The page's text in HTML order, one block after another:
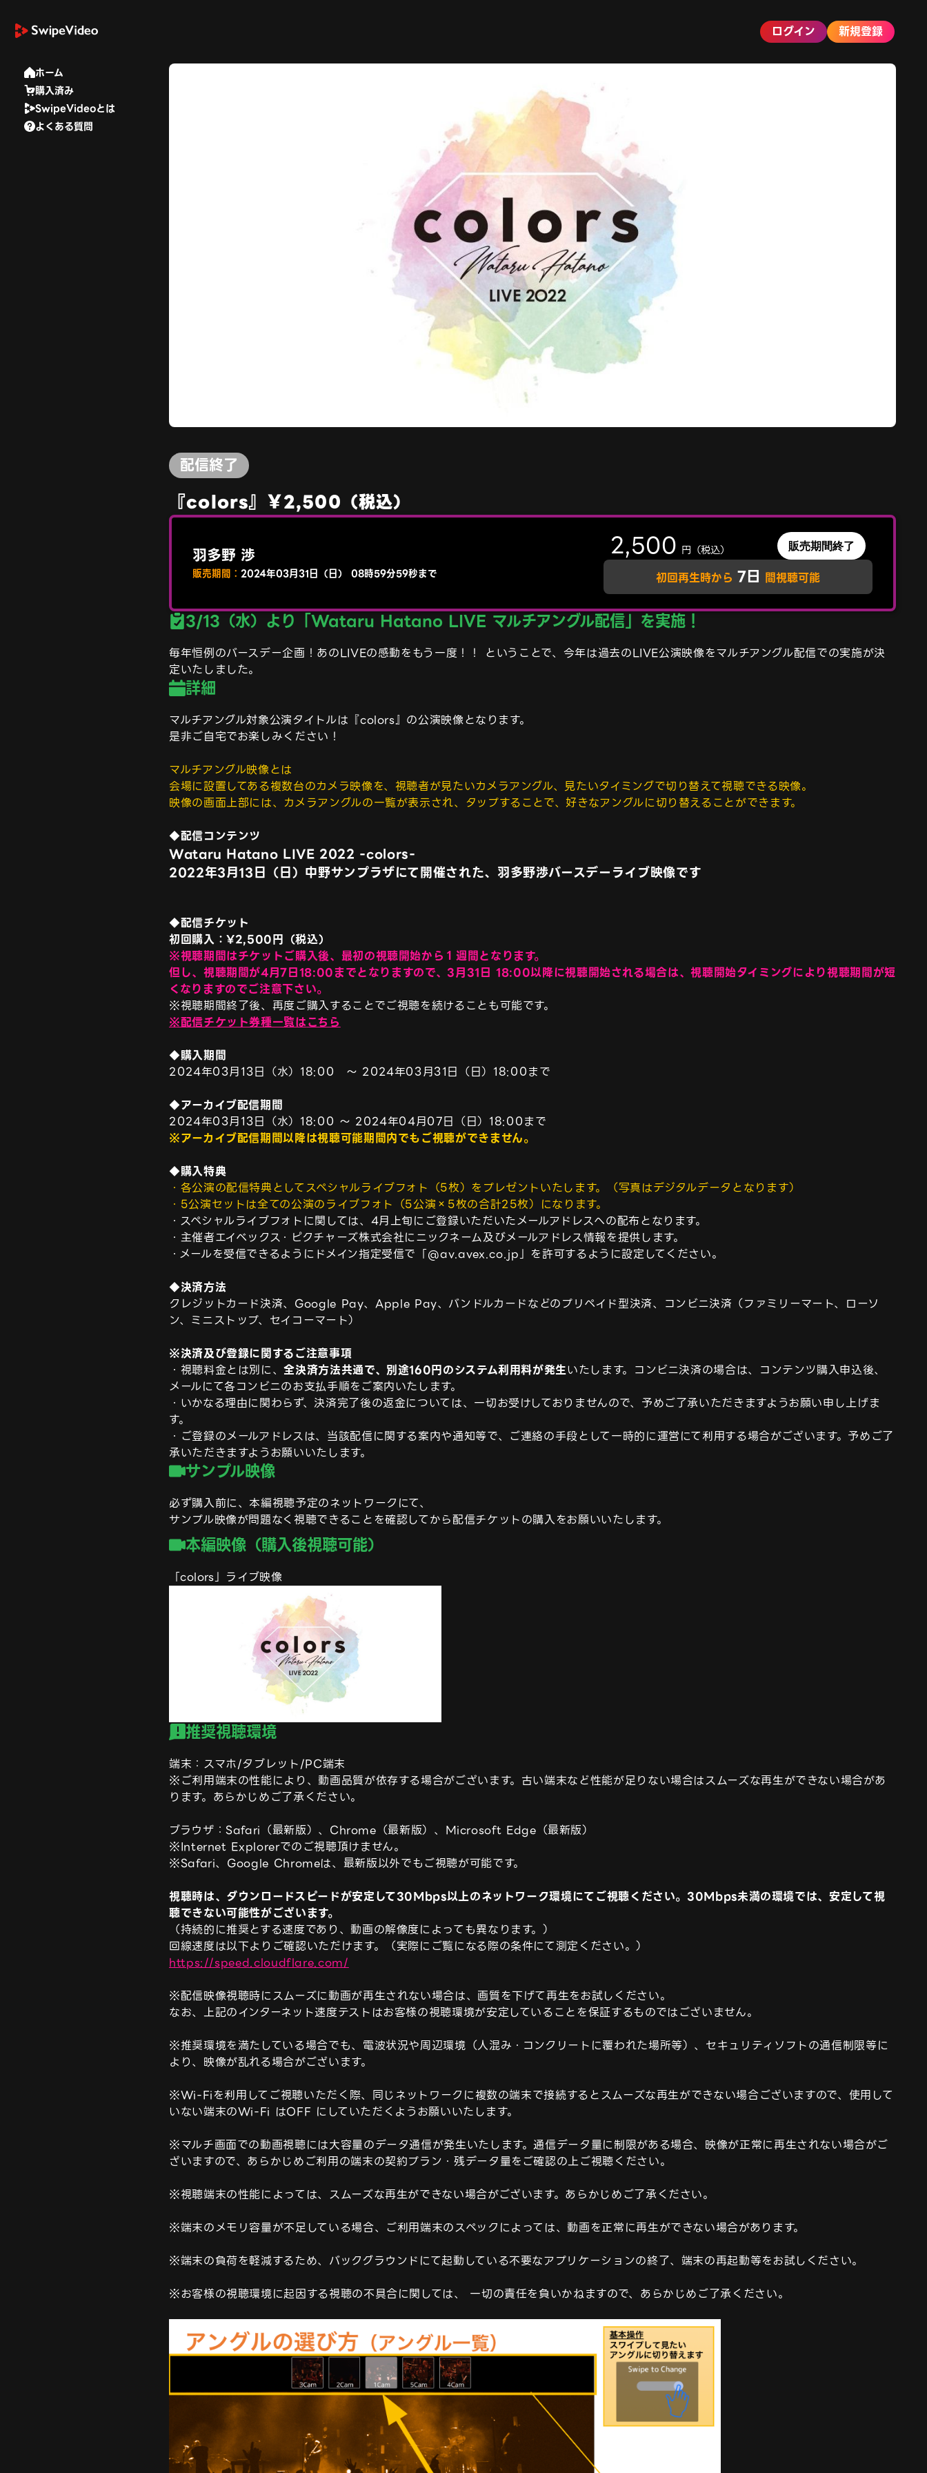
ログイン 新規登録
ホーム
購入済み
SwipeVideoとは
よくある質問
配信終了
『colors』￥2,500（税込）
羽多野 渉
販売期間： 2024年03月31日（日） 08時59分59秒まで
2,500 円（税込） 販売期間終了
初回再生時から 7日 間視聴可能
3/13（水）より「Wataru Hatano LIVE マルチアングル配信」を実施！
毎年恒例のバースデー企画！あのLIVEの感動をもう一度！！ ということで、今年は過去のLIVE公演映像をマルチアングル配信での実施が決
定いたしました。
詳細
マルチアングル対象公演タイトルは『colors』の公演映像となります。
是非ご自宅でお楽しみください！
マルチアングル映像とは
会場に設置してある複数台のカメラ映像を、視聴者が見たいカメラアングル、見たいタイミングで切り替えて視聴できる映像。
映像の画面上部には、カメラアングルの一覧が表示され、タップすることで、好きなアングルに切り替えることができます。
◆配信コンテンツ
Wataru Hatano LIVE 2022 -colors-
◆配信チケット
初回購入：¥2,500円（税込）
※視聴期間はチケットご購入後、最初の視聴開始から１週間となります。
但し、視聴期間が4月7日18:00までとなりますので、3月31日 18:00以降に視聴開始される場合は、視聴開始タイミングにより視聴期間が短
くなりますのでご注意下さい。
※配信チケット券種一覧はこちら
◆購入期間
2024年03月13日（水）18:00　～ 2024年03月31日（日）18:00まで
◆アーカイブ配信期間
※アーカイブ配信期間以降は視聴可能期間内でもご視聴ができません。
◆購入特典
・各公演の配信特典としてスペシャルライブフォト（5枚）をプレゼントいたします。（写真はデジタルデータとなります）
・5公演セットは全ての公演のライブフォト（5公演×5枚の合計25枚）になります。
・スペシャルライブフォトに関しては、4月上旬にご登録いただいたメールアドレスへの配布となります。
・主催者エイベックス・ピクチャーズ株式会社にニックネーム及びメールアドレス情報を提供します。
・メールを受信できるようにドメイン指定受信で「@av.avex.co.jp」を許可するように設定してください。
◆決済方法
クレジットカード決済、Google Pay、Apple Pay、バンドルカードなどのプリペイド型決済、コンビニ決済（ファミリーマート、ローソ
ン、ミニストップ、セイコーマート）
※決済及び登録に関するご注意事項
・視聴料金とは別に、全決済方法共通で、別途160円のシステム利用料が発生いたします。コンビニ決済の場合は、コンテンツ購入申込後、
メールにて各コンビニのお支払手順をご案内いたします。
・いかなる理由に関わらず、決済完了後の返金については、一切お受けしておりませんので、予めご了承いただきますようお願い申し上げま
す。
・ご登録のメールアドレスは、当該配信に関する案内や通知等で、ご連絡の手段として一時的に運営にて利用する場合がございます。予めご了
サンプル映像
必ず購入前に、本編視聴予定のネットワークにて、
サンプル映像が問題なく視聴できることを確認してから配信チケットの購入をお願いいたします。
colors
本編映像（購入後視聴可能）
「colors」ライブ映像
推奨視聴環境
端末：スマホ/タブレット/PC端末
※ご利用端末の性能により、動画品質が依存する場合がございます。古い端末など性能が足りない場合はスムーズな再生ができない場合があ
ります。あらかじめご了承ください。
ブラウザ：Safari（最新版）、Chrome（最新版）、Microsoft Edge（最新版）
※Internet Explorerでのご視聴頂けません。
※Safari、Google Chromeは、最新版以外でもご視聴が可能です。
視聴時は、ダウンロードスピードが安定して30Mbps以上のネットワーク環境にてご視聴ください。30Mbps未満の環境では、安定して視
聴できない可能性がございます。
（持続的に推奨とする速度であり、動画の解像度によっても異なります。）
https://speed.cloudflare.com/
※配信映像視聴時にスムーズに動画が再生されない場合は、画質を下げて再生をお試しください。
なお、上記のインターネット速度テストはお客様の視聴環境が安定していることを保証するものではございません。
※推奨環境を満たしている場合でも、電波状況や周辺環境（人混み・コンクリートに覆われた場所等）、セキュリティソフトの通信制限等に
より、映像が乱れる場合がございます。
※Wi-Fiを利用してご視聴いただく際、同じネットワークに複数の端末で接続するとスムーズな再生ができない場合ございますので、使用して
いない端末のWi-Fi はOFF にしていただくようお願いいたします。
※マルチ画面での動画視聴には大容量のデータ通信が発生いたします。通信データ量に制限がある場合、映像が正常に再生されない場合がご
ざいますので、あらかじめご利用の端末の契約プラン・残データ量をご確認の上ご視聴ください。
※視聴端末の性能によっては、スムーズな再生ができない場合がございます。あらかじめご了承ください。
※端末のメモリ容量が不足している場合、ご利用端末のスペックによっては、動画を正常に再生ができない場合があります。
※端末の負荷を軽減するため、バックグラウンドにて起動している不要なアプリケーションの終了、端末の再起動等をお試しください。
※お客様の視聴環境に起因する視聴の不具合に関しては、 一切の責任を負いかねますので、あらかじめご了承ください。